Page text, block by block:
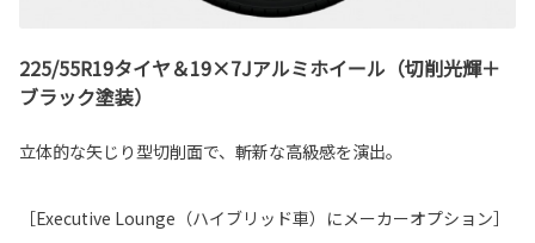
225/55R19タイヤ＆19×7Jアルミホイール（切削光輝＋
ブラック塗装）
立体的な矢じり型切削面で、斬新な高級感を演出。
［Executive Lounge（ハイブリッド車）にメーカーオプション］